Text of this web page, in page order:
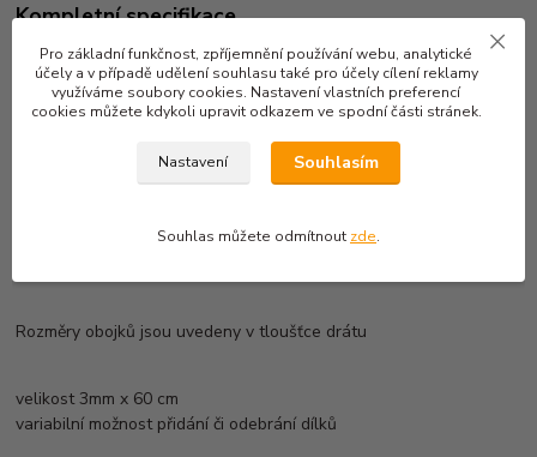
Kompletní specifikace
Obojek OSTNÁČ s kovovou přezkou,
Kovový ostnatý obojek s velkými ostny je vyroben z pevného
nerezového materiálu. Všechny jeho díly jsou vyrobeny tak, aby
obojek dosahoval maximální pevnosti. . Obojek lze zkracovat a
Rozměry obojků jsou uvedeny v tloušťce drátu
velikost 3mm x 60 cm
variabilní možnost přidání či odebrání dílků
Pro základní funkčnost, zpříjemnění používání webu, analytické
účely a v případě udělení souhlasu také pro účely cílení reklamy
využíváme soubory cookies. Nastavení vlastních preferencí
cookies můžete kdykoli upravit odkazem ve spodní části stránek.
Nastavení Souhlasím
Souhlas můžete odmítnout zde.